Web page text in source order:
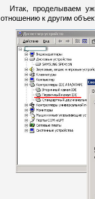
Итак, проделываем
отношению к другим